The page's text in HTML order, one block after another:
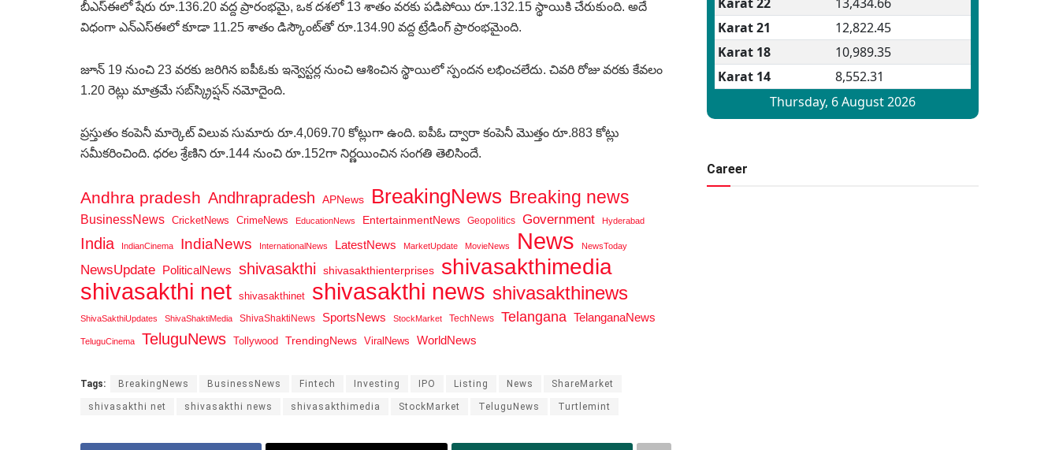
బీఎస్‌ఈలో షేరు రూ.136.20 వద్ద ప్రారంభమై, ఒక దశలో 13 శాతం వరకు పడిపోయి రూ.132.15 స్థాయికి చేరుకుంది. అదే
విధంగా ఎన్‌ఎస్‌ఈలో కూడా 11.25 శాతం డిస్కౌంట్‌తో రూ.134.90 వద్ద ట్రేడింగ్ ప్రారంభమైంది.
జూన్ 19 నుంచి 23 వరకు జరిగిన ఐపీఓకు ఇన్వెస్టర్ల నుంచి ఆశించిన స్థాయిలో స్పందన లభించలేదు. చివరి రోజు వరకు కేవలం
1.20 రెట్లు మాత్రమే సబ్‌స్క్రిప్షన్ నమోదైంది.
ప్రస్తుతం కంపెనీ మార్కెట్ విలువ సుమారు రూ.4,069.70 కోట్లుగా ఉంది. ఐపీఓ ద్వారా కంపెనీ మొత్తం రూ.883 కోట్లు
సమీకరించింది. ధరల శ్రేణిని రూ.144 నుంచి రూ.152గా నిర్ణయించిన సంగతి తెలిసిందే.
Andhra pradesh Andhrapradesh APNews BreakingNews Breaking news
BusinessNews CricketNews CrimeNews EducationNews EntertainmentNews Geopolitics Government Hyderabad
India IndianCinema IndiaNews InternationalNews LatestNews MarketUpdate MovieNews News NewsToday
NewsUpdate PoliticalNews shivasakthi shivasakthienterprises
shivasakthimedia
shivasakthi net shivasakthinet shivasakthi news shivasakthinews
ShivaSakthiUpdates ShivaShaktiMedia ShivaShaktiNews SportsNews StockMarket TechNews Telangana TelanganaNews
TeluguCinema TeluguNews Tollywood TrendingNews ViralNews WorldNews
Tags: BreakingNews BusinessNews Fintech Investing IPO Listing News ShareMarket
shivasakthi net shivasakthi news shivasakthimedia StockMarket TeluguNews Turtlemint
Career